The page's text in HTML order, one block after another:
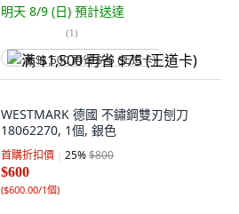
明天 8/9 (日) 預計送達
(1)
满 $1,500 再省 $75 (王道卡)
WESTMARK 德國 不鏽鋼雙刃刨刀
18062270, 1個, 銀色
首購折扣價 25%$800
$600
($600.00/1個)